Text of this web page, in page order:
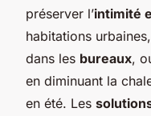
préserver l’intimité
habitations
dans les bureaux,
en diminuant la
en été. Les